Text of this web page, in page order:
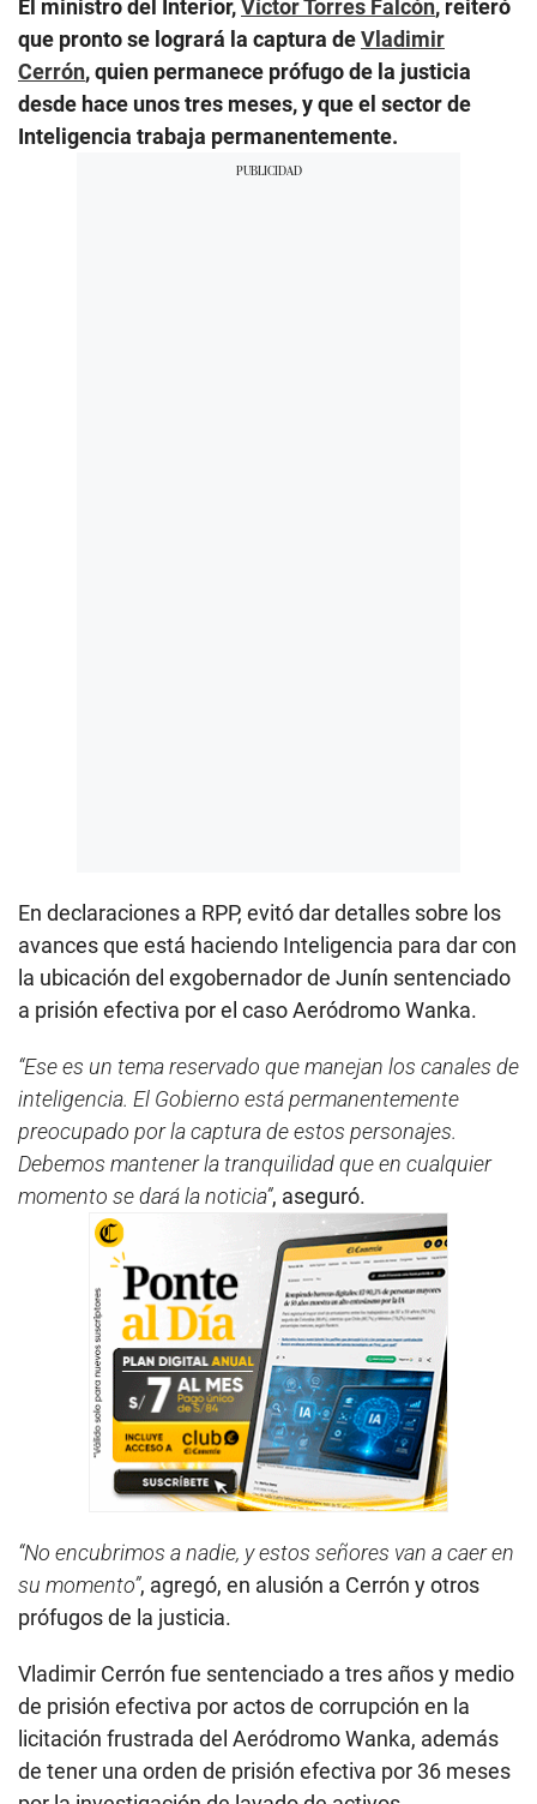
El ministro del Interior,Víctor Torres Falcón, reiteró
que pronto se logrará la captura deVladimir
Cerrón, quien permanece prófugo de la justicia
desde hace unos tres meses, y que el sector de
Inteligencia trabaja permanentemente.
En declaraciones a RPP, evitó dar detalles sobre los
avances que está haciendo Inteligencia para dar con
la ubicación del exgobernador de Junín sentenciado
a prisión efectiva por el caso Aeródromo Wanka.
“Ese es un tema reservado que manejan los canales de
inteligencia. El Gobierno está permanentemente
preocupado por la captura de estos personajes.
Debemos mantener la tranquilidad que en cualquier
momento se dará la noticia”, aseguró.
“No encubrimos a nadie, y estos señores van a caer en
su momento”, agregó, en alusión a Cerrón y otros
prófugos de la justicia.
Vladimir Cerrón fue sentenciado a tres años y medio
de prisión efectiva por actos de corrupción en la
licitación frustrada del Aeródromo Wanka, además
de tener una orden de prisión efectiva por 36 meses